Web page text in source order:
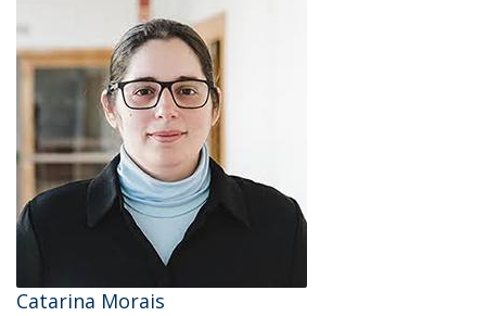
Catarina Morais